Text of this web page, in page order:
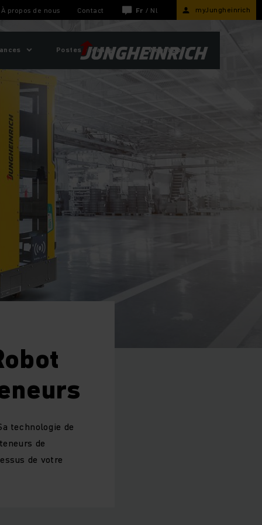
À propos de nous Contact Fr / Nl myJungheinrich
Postes vacants Webshop
technologie de
de
de votre